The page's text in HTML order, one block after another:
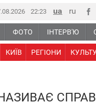
22 24
ФОТО ІНТЕРВ'Ю
КИЇВ РЕГІОНИ